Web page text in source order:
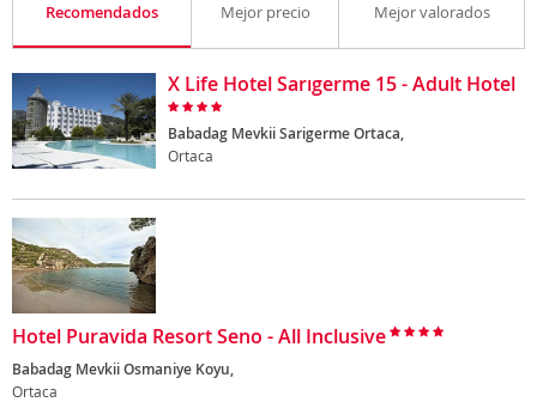
Recomendados Mejor precio Mejor valorados
X Life Hotel Sarıgerme 15 - Adult Hotel
Babadag Mevkii Sarigerme Ortaca,
Ortaca
Hotel Puravida Resort Seno - All Inclusive
Babadag Mevkii Osmaniye Koyu,
Ortaca